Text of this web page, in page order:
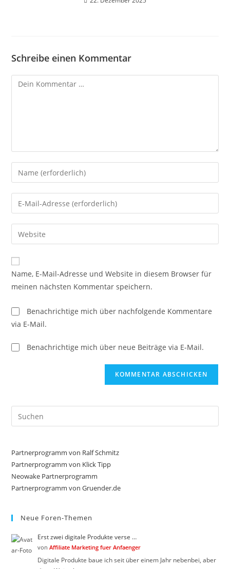
Schreibe einen Kommentar
Kommentar
Gib
deinen
Namen
oder
zum
Kommentieren
ein
Gib
deine
E-
Mail-
zum
Kommentieren
ein
Gib
deine
Website-
URL
Name, E-Mail-Adresse und Website in diesem Browser für
meinen nächsten Kommentar speichern.
Benachrichtige mich über nachfolgende Kommentare
via E-Mail.
Benachrichtige mich über neue Beiträge via E-Mail.
Partnerprogramm von Ralf Schmitz
Partnerprogramm von Klick Tipp
Neowake Partnerprogramm
Partnerprogramm von Gruender.de
Neue Foren-Themen
Erst zwei digitale Produkte verse …
vonAffiliate Marketing fuer Anfaenger
Digitale Produkte baue ich seit über einem Jahr nebenbei, aber